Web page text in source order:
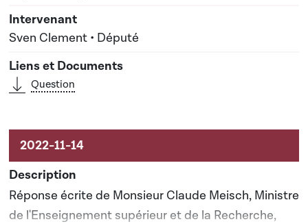
Sven Clement • Député
Question
Réponse écrite de Monsieur Claude Meisch, Ministre
de l'Enseignement supérieur et de la Recherche,